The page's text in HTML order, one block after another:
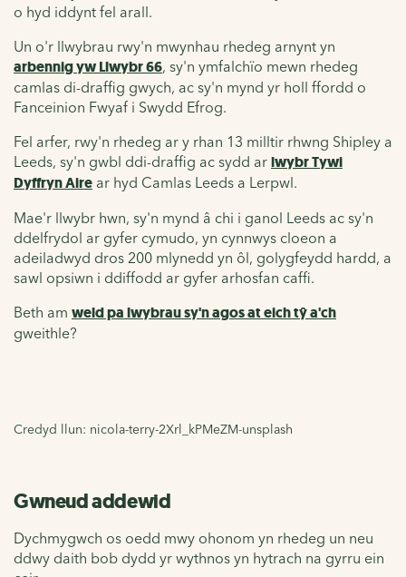
o hyd iddynt fel arall.
Un o'r llwybrau rwy'n mwynhau rhedeg arnynt yn
arbennig yw Llwybr 66, sy'n ymfalchïo mewn rhedeg
camlas di-draffig gwych, ac sy'n mynd yr holl ffordd o
Fanceinion Fwyaf i Swydd Efrog.
Fel arfer, rwy'n rhedeg ar y rhan 13 milltir rhwng Shipley a
Leeds, sy'n gwbl ddi-draffig ac sydd ar lwybr Tywi
Dyffryn Aire ar hyd Camlas Leeds a Lerpwl.
Mae'r llwybr hwn, sy'n mynd â chi i ganol Leeds ac sy'n
ddelfrydol ar gyfer cymudo, yn cynnwys cloeon a
adeiladwyd dros 200 mlynedd yn ôl, golygfeydd hardd, a
sawl opsiwn i ddiffodd ar gyfer arhosfan caffi.
Beth am weld pa lwybrau sy'n agos at eich tŷ a'ch
gweithle?
Credyd llun: nicola-terry-2Xrl_kPMeZM-unsplash
Gwneud addewid
Dychmygwch os oedd mwy ohonom yn rhedeg un neu
ddwy daith bob dydd yr wythnos yn hytrach na gyrru ein